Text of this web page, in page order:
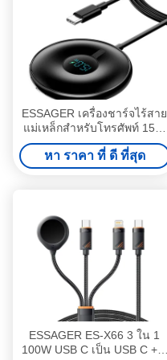
ESSAGER เครื่องชาร์จไร้สาย
แม่เหล็กสำหรับโทรศัพท์ 15W
พร้อมหน้าจอดิจิตอล ES-WC10
หา ราคา ที่ ดี ที่สุด
ESSAGER ES-X66 3 ใน 1
100W USB C เป็น USB C + L